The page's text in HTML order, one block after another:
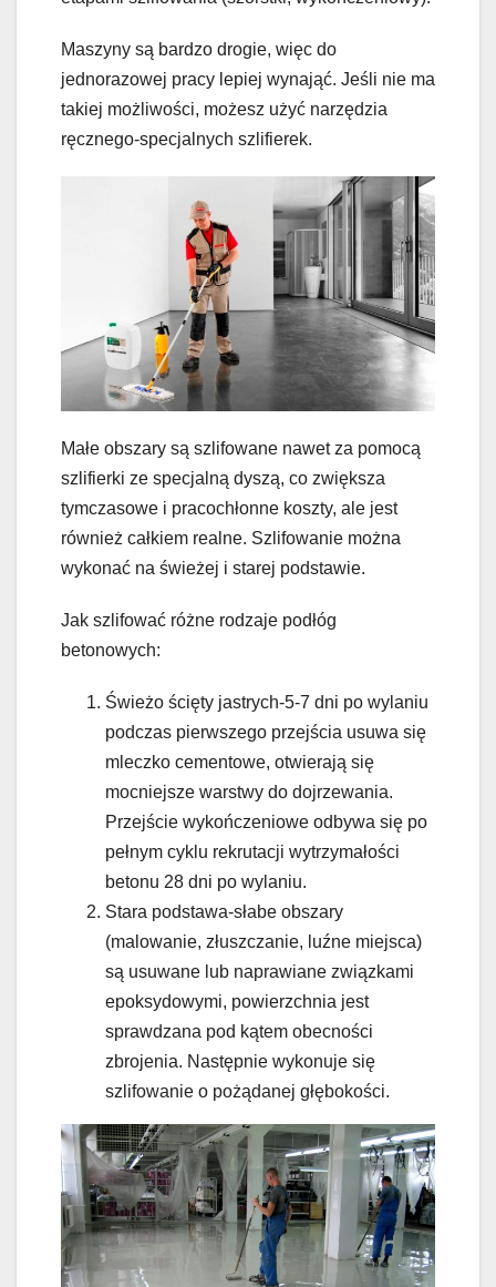
Maszyny są bardzo drogie, więc do
jednorazowej pracy lepiej wynająć. Jeśli nie ma
takiej możliwości, możesz użyć narzędzia
ręcznego-specjalnych szlifierek.
Małe obszary są szlifowane nawet za pomocą
szlifierki ze specjalną dyszą, co zwiększa
tymczasowe i pracochłonne koszty, ale jest
również całkiem realne. Szlifowanie można
wykonać na świeżej i starej podstawie.
Jak szlifować różne rodzaje podłóg
betonowych:
Świeżo ścięty jastrych-5-7 dni po wylaniu
podczas pierwszego przejścia usuwa się
mleczko cementowe, otwierają się
mocniejsze warstwy do dojrzewania.
Przejście wykończeniowe odbywa się po
pełnym cyklu rekrutacji wytrzymałości
betonu 28 dni po wylaniu.
Stara podstawa-słabe obszary
(malowanie, złuszczanie, luźne miejsca)
są usuwane lub naprawiane związkami
epoksydowymi, powierzchnia jest
sprawdzana pod kątem obecności
zbrojenia. Następnie wykonuje się
szlifowanie o pożądanej głębokości.